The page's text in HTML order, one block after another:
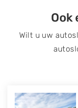
Ook
Wilt u uw